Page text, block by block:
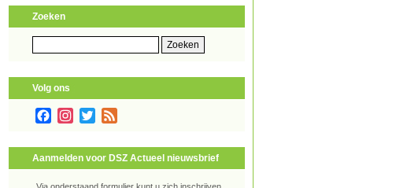
Zoeken
naar:
Volg ons
FacebookInstagram
Twitter
Aanmelden voor DSZ Actueel nieuwsbrief